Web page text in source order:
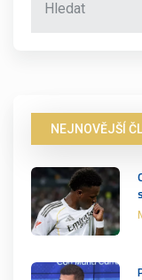
NEJNOVĚJŠÍ